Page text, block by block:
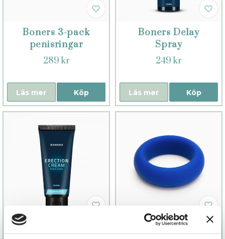
Boners 3-pack
penisringar
289 kr
Köp
Läs mer
Boners Delay
Spray
249 kr
Köp
Läs mer
JJ Penisring